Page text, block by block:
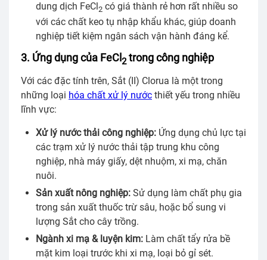
dung dịch FeCl 2 có giá thành rẻ hơn rất nhiều so
với các chất keo tụ nhập khẩu khác, giúp doanh
nghiệp tiết kiệm ngân sách vận hành đáng kể.
3. Ứng dụng của FeCl 2 trong công nghiệp
Với các đặc tính trên, Sắt (II) Clorua là một trong
những loại hóa chất xử lý nước thiết yếu trong nhiều
lĩnh vực:
Xử lý nước thải công nghiệp: Ứng dụng chủ lực tại
các trạm xử lý nước thải tập trung khu công
nghiệp, nhà máy giấy, dệt nhuộm, xi mạ, chăn
nuôi.
Sản xuất nông nghiệp: Sử dụng làm chất phụ gia
trong sản xuất thuốc trừ sâu, hoặc bổ sung vi
lượng Sắt cho cây trồng.
Ngành xi mạ & luyện kim: Làm chất tẩy rửa bề
mặt kim loại trước khi xi mạ, loại bỏ gỉ sét.